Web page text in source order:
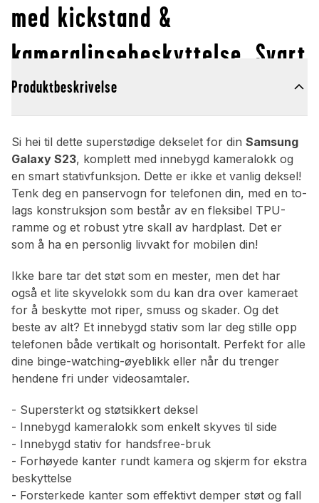
med kickstand &
kameralinsebeskyttelse, Svart
Produktbeskrivelse
Si hei til dette superstødige dekselet for din Samsung
Galaxy S23, komplett med innebygd kameralokk og
en smart stativfunksjon. Dette er ikke et vanlig deksel!
Tenk deg en panservogn for telefonen din, med en to-
lags konstruksjon som består av en fleksibel TPU-
ramme og et robust ytre skall av hardplast. Det er
som å ha en personlig livvakt for mobilen din!
Ikke bare tar det støt som en mester, men det har
også et lite skyvelokk som du kan dra over kameraet
for å beskytte mot riper, smuss og skader. Og det
beste av alt? Et innebygd stativ som lar deg stille opp
telefonen både vertikalt og horisontalt. Perfekt for alle
dine binge-watching-øyeblikk eller når du trenger
hendene fri under videosamtaler.
- Supersterkt og støtsikkert deksel
- Innebygd kameralokk som enkelt skyves til side
- Innebygd stativ for handsfree-bruk
- Forhøyede kanter rundt kamera og skjerm for ekstra
beskyttelse
- Forsterkede kanter som effektivt demper støt og fall